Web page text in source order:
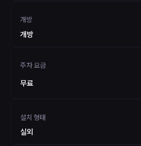
개방
개방
주차 요금
무료
설치 형태
실외